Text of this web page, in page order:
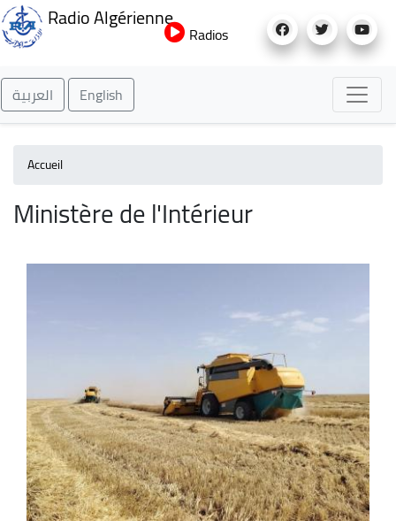
au
Radio Algérienne
Radios
العربية English
Accueil
Ministère de l'Intérieur